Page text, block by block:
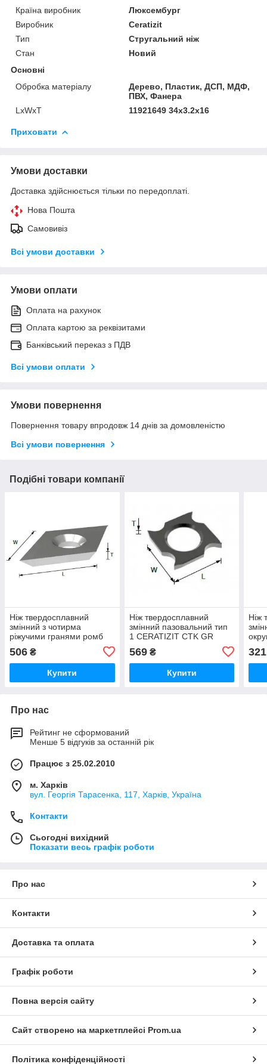
Країна виробник
Люксембург
Виробник
Ceratizit
Тип
Стругальний ніж
Стан
Новий
Основні
Обробка матеріалу
Дерево, Пластик, ДСП, МДФ,
ПВХ, Фанера
LxWxT
11921649 34х3.2х16
Приховати
Умови доставки
Доставка здійснюється тільки по передоплаті.
Нова Пошта
Самовивіз
Всі умови доставки
Умови оплати
Оплата на рахунок
Оплата картою за реквізитами
Банківський переказ з ПДВ
Всі умови оплати
Умови повернення
Повернення товару впродовж 14 днів за домовленістю
Всі умови повернення
Подібні товари компанії
Ніж твердосплавний
змінний з чотирма
ріжучими гранями ромб
CERATIZIT CTK SC RHO
506 ₴
Купити
Ніж твердосплавний
змінний пазовальний тип
1 CERATIZIT CTK GR
569₴
Купити
Ніж
321
Про нас
Рейтинг не сформований
Менше 5 відгуків за останній рік
Працює з 25.02.2010
м. Харків
вул. Георгія Тарасенка, 117, Харків, Україна
Контакти
Сьогодні вихідний
Показати весь графік роботи
Про нас
Контакти
Доставка та оплата
Графік роботи
Повна версія сайту
Сайт створено на маркетплейсі Prom.ua
Політика конфіденційності